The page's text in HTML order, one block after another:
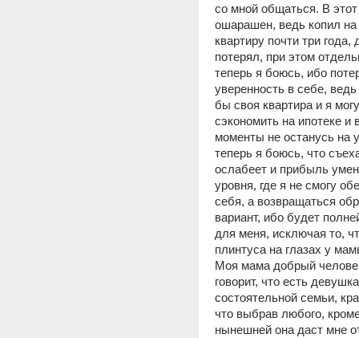
со мной общаться. В
ошарашен, ведь копил
квартиру почти три года,
потерял, при этом
теперь я боюсь, ибо
уверенность в себе,
бы своя квартира и я
сэкономить на ипотеке и
моменты не останусь на
теперь я боюсь, что
ослабеет и прибыль
уровня, где я не смогу
себя, а возвращаться
вариант, ибо будет
для меня, исключая то,
плинтуса на глазах у
Моя мама добрый
говорит, что есть
состоятельной семьи,
что выбрав любого,
нынешней она даст мне